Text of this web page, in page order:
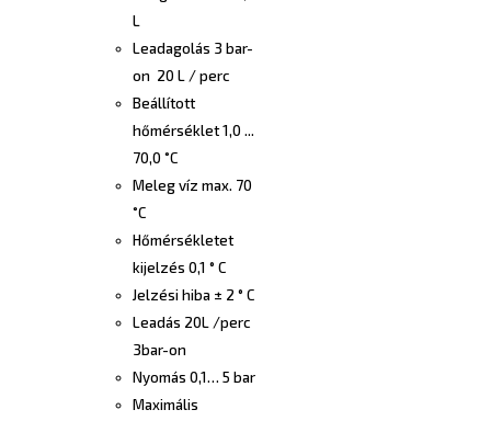
L
Leadagolás 3 bar-
on 20 L / perc
Beállított
hőmérséklet 1,0 ...
70,0 ˚C
Meleg víz max. 70
˚C
Hőmérsékletet
kijelzés 0,1 ° C
Jelzési hiba ± 2 ° C
Leadás 20L /perc
3bar-on
Nyomás 0,1… 5 bar
Maximális